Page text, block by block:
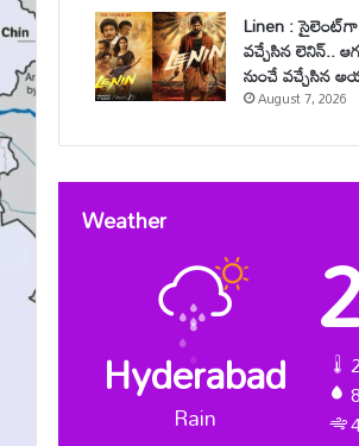
Linen :
వచ్చేసిన లెనిన్..
నుంచే వచ్చేసిన
August 7, 2026
Weather
Hyderabad
Rain